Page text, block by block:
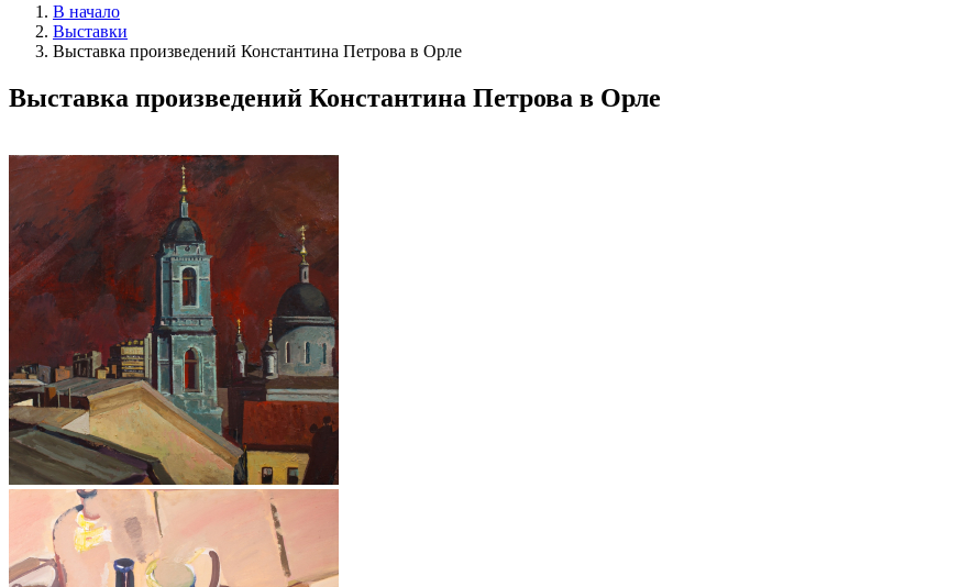
В начало
Выставки
Выставка произведений Константина Петрова в Орле
Выставка произведений Константина Петрова в Орле